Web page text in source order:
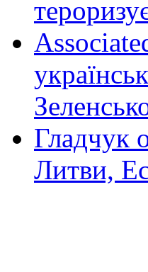
Гладчук
Литви,